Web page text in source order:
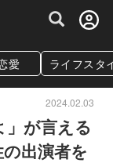
ムレストラン予約
愛 ライフスタ
2024.02.03
」が言える
出演者を